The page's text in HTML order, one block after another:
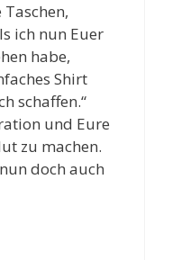
ich nun Euer
habe,
Shirt
schaffen.“
und Eure
zu machen.
doch auch